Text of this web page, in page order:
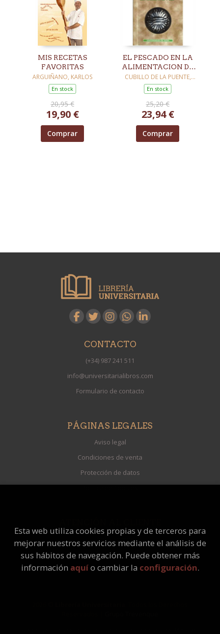
MIS RECETAS
FAVORITAS
ARGUIÑANO, KARLOS
En stock
20,95 €
19,90 €
Comprar
EL PESCADO EN LA
ALIMENTACION DE
CASTILLA Y LEON
CUBILLO DE LA PUENTE,
ROBERTO
En stock
25,20 €
23,94 €
Comprar
CONTACTO
(+34) 987 241 511
info@universitarialibros.com
Formulario de contacto
PÁGINAS LEGALES
Aviso legal
Condiciones de venta
Protección de datos
Política de Cookies
Quiénes somos
Pedidos especiales
Esta web utiliza cookies propias y de terceros para
mejorar nuestros servicios mediante el análisis de
sus hábitos de navegación. Puede obtener más
información aquío cambiar la configuración.